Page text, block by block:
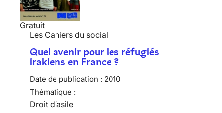
Gratuit
Les Cahiers du social
Quel avenir pour les réfugiés
irakiens en France ?
Date de publication : 2010
Thématique :
Droit d’asile